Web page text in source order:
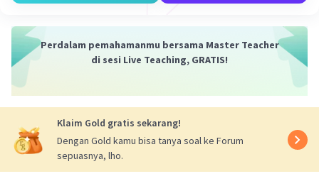
Perdalam pemahamanmu bersama Master Teacher
di sesi Live Teaching, GRATIS!
Klaim Gold gratis sekarang!
Dengan Gold kamu bisa tanya soal ke Forum
sepuasnya, lho.